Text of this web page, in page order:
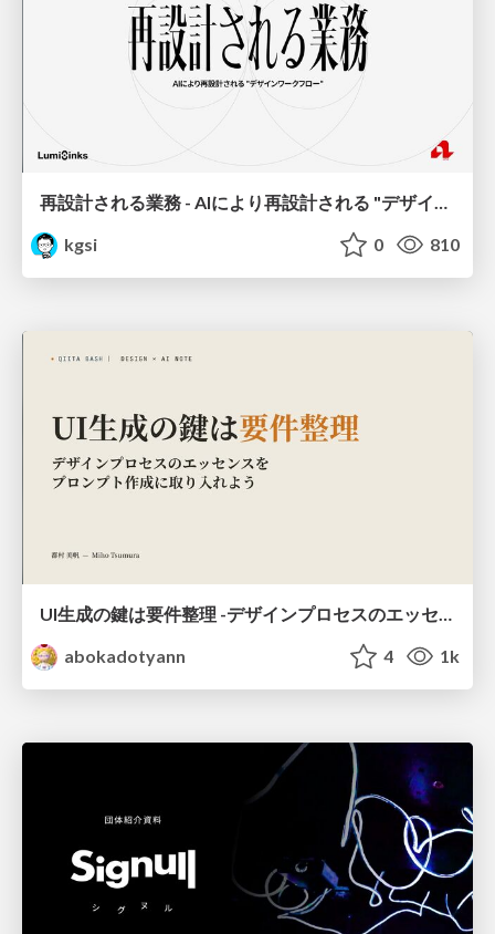
再設計される業務 - AIにより再設計される "デザインワークフロー" / AI Ops Lab #2 Redesigned orkflows
kgsi
0 810
UI生成の鍵は要件整理 -デザインプロセスのエッセンスを プロンプト作成に取り入れよう-
abokadotyann
4 1k